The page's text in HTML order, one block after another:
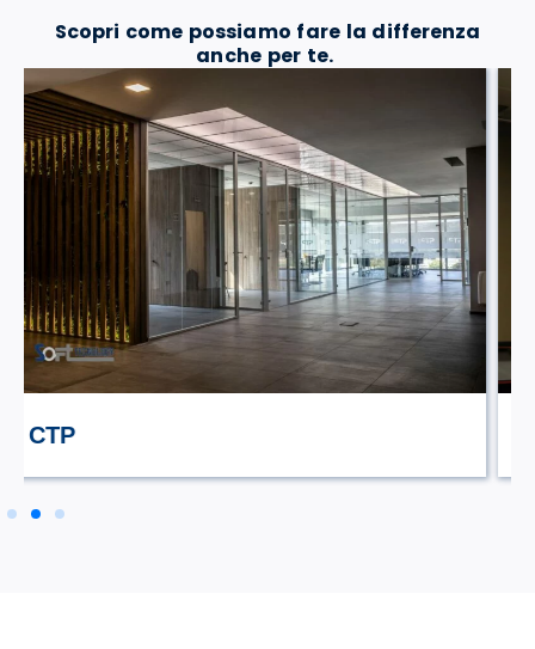
Scopri come possiamo fare la differenza
anche per te.
STILE TV